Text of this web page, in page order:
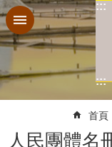
跳到主要內容區塊
:::
:::
首頁
人民團體名